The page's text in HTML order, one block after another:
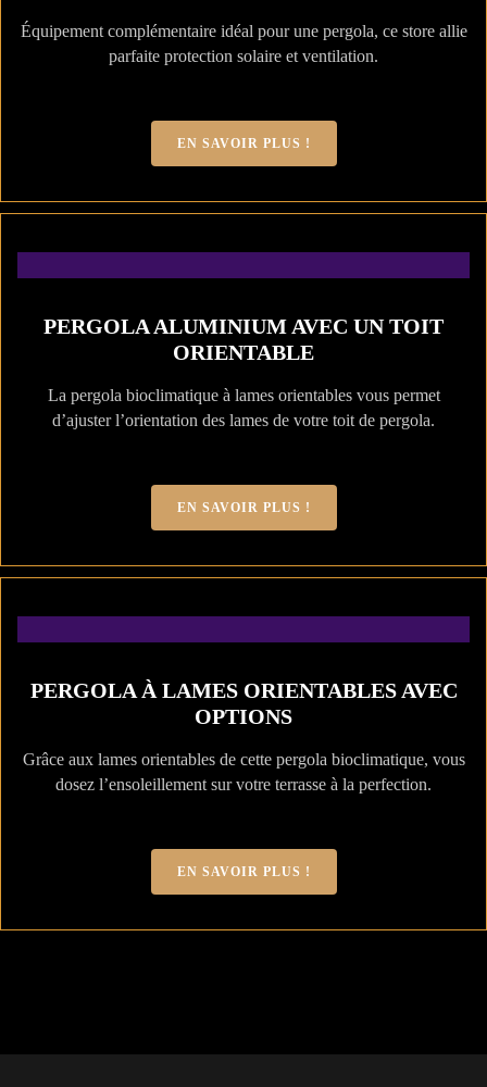
Équipement complémentaire idéal pour une pergola, ce store allie
parfaite protection solaire et ventilation.
EN SAVOIR PLUS !
PERGOLA ALUMINIUM AVEC UN TOIT
ORIENTABLE
La pergola bioclimatique à lames orientables vous permet
d’ajuster l’orientation des lames de votre toit de pergola.
EN SAVOIR PLUS !
PERGOLA À LAMES ORIENTABLES AVEC
OPTIONS
Grâce aux lames orientables de cette pergola bioclimatique, vous
dosez l’ensoleillement sur votre terrasse à la perfection.
EN SAVOIR PLUS !